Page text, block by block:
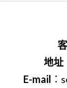
地址
E-mail ：